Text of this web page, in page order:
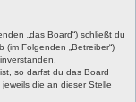
„das Board“) schließt du
Folgenden „Betreiber“)
so darfst du das Board
die an dieser Stelle